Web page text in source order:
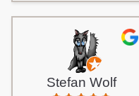
Stefan Wolf